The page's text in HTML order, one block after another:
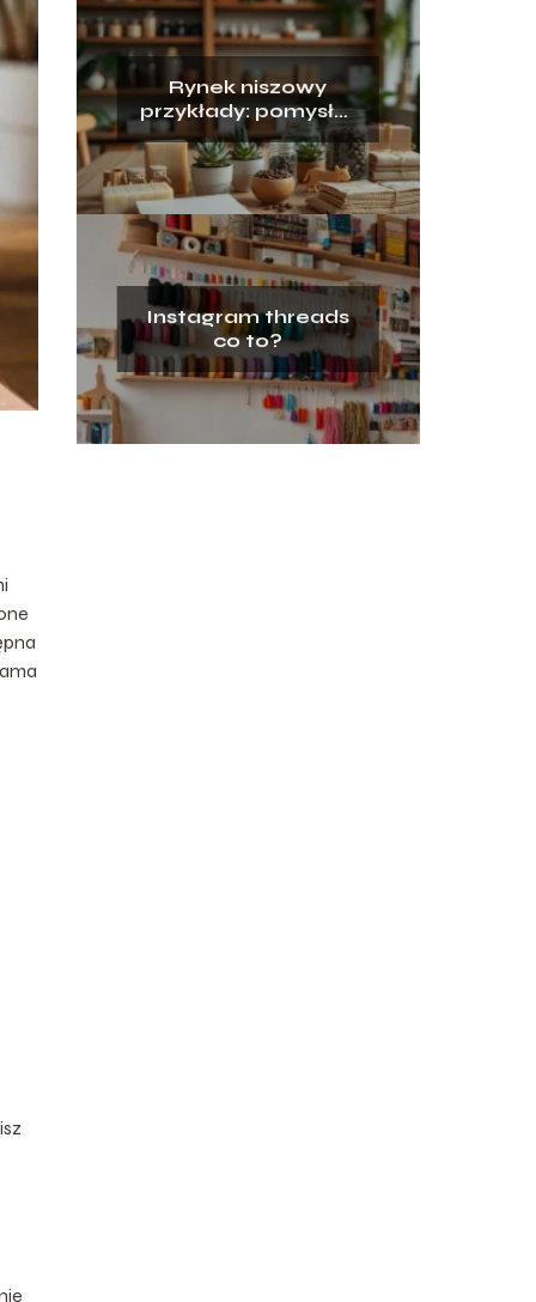
Rynek niszowy
przykłady: pomysły i
inspiracje
Instagram threads
co to?